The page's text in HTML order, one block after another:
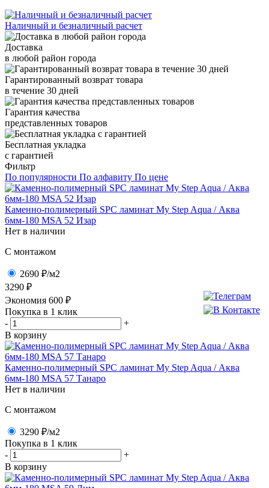
Наличный и безналичный расчет
Доставка
в любой район города
Гарантированный возврат товара
в течение 30 дней
Гарантия качества
представленных товаров
Бесплатная укладка
с гарантией
Фильтр
По популярности По алфавиту По цене
Каменно-полимерный SPC ламинат My Step Aqua / Аква
6мм-180 MSA 52 Изар
Нет в наличии
C монтажом
2690 ₽/м2
3290 ₽
Экономия 600 ₽
Покупка в 1 клик
-
+
В корзину
Каменно-полимерный SPC ламинат My Step Aqua / Аква
6мм-180 MSA 57 Танаро
Нет в наличии
C монтажом
3290 ₽/м2
Покупка в 1 клик
-
+
В корзину